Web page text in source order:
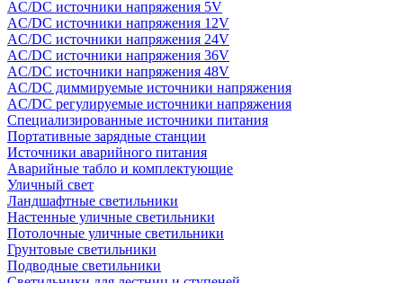
AC/DC источники напряжения 5V
AC/DC источники напряжения 12V
AC/DC источники напряжения 24V
AC/DC источники напряжения 36V
AC/DC источники напряжения 48V
AC/DC диммируемые источники напряжения
AC/DC регулируемые источники напряжения
Специализированные источники питания
Портативные зарядные станции
Источники аварийного питания
Аварийные табло и комплектующие
Уличный свет
Ландшафтные светильники
Настенные уличные светильники
Потолочные уличные светильники
Грунтовые светильники
Подводные светильники